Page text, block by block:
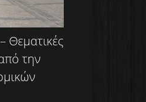
Θεματικές
την